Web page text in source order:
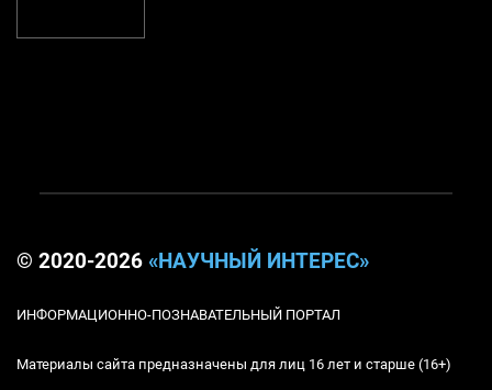
© 2020-2026 «НАУЧНЫЙ ИНТЕРЕС»
ИНФОРМАЦИОННО-ПОЗНАВАТЕЛЬНЫЙ ПОРТАЛ
Материалы сайта предназначены для лиц 16 лет и старше (16+)